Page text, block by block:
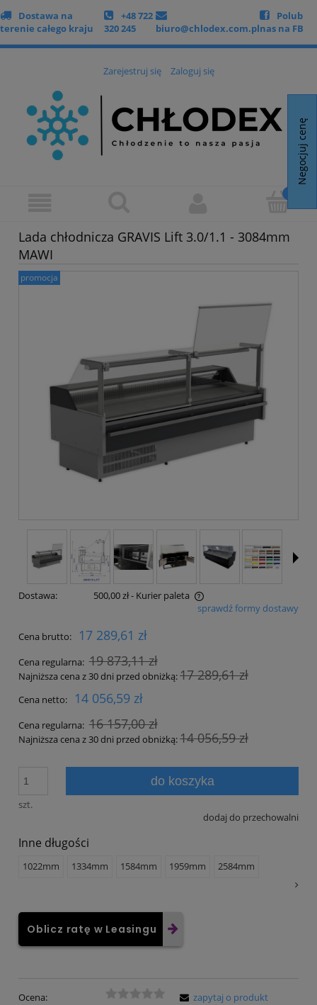
Dostawa na
terenie całego kraju
+48 722
320 245
biuro@chlodex.com.pl
Polub
nas na FB
Zarejestruj się Zaloguj się
Lada chłodnicza GRAVIS Lift 3.0/1.1 - 3084mm
MAWI
promocja
Dostawa: 500,00 zł- Kurier paleta
Cena nie zawiera ewentualnych kosztów płatnościsprawdź formy dostawy
Cena brutto: 17 289,61 zł
Cena regularna: 19 873,11 zł
Najniższa cena z 30 dni przed obniżką:17 289,61 zł
Cena netto: 14 056,59 zł
Cena regularna: 16 157,00 zł
Najniższa cena z 30 dni przed obniżką:14 056,59 zł
szt.
do koszyka
dodaj do przechowalni
Inne długości
1022mm 1334mm 1584mm 1959mm 2584mm
Oblicz ratę w Leasingu
Ocena:
zapytaj o produkt
Negocjuj cenę